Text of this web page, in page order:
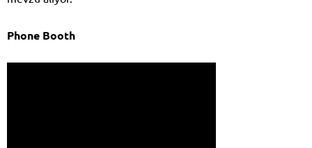
Phone Booth